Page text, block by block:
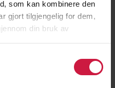
som kan kombinere den
gjort tilgjengelig for dem,
din bruk av
2
3
4
5